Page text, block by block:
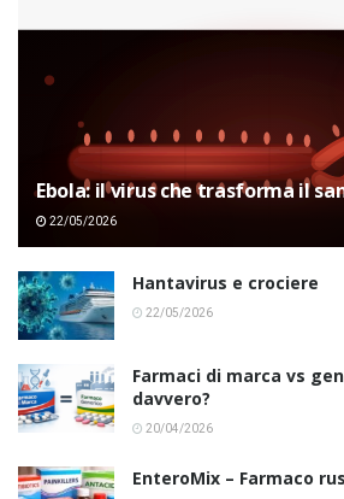
Ebola: il virus che trasforma il
22/05/2026
Hantavirus e crociere
22/05/2026
Farmaci di marca vs
davvero?
20/04/2026
EnteroMix – Farmaco